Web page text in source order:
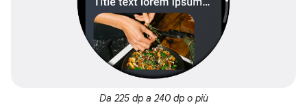
Da 225 dp a 240 dp o più